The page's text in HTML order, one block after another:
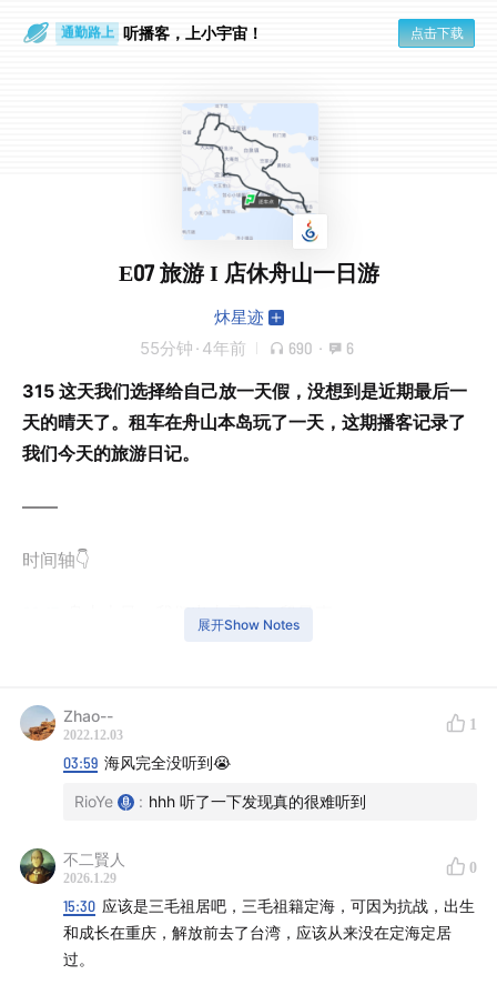
通勤路上
眼睛好累
听播客，上小宇宙！ 点击下载
E07 旅游 I 店休舟山一日游
炑星迹
55分钟 · 4年前 690 · 6
315 这天我们选择给自己放一天假，没想到是近期最后一
天的晴天了。租车在舟山本岛玩了一天，这期播客记录了
我们今天的旅游日记。
——
时间轴👇
舟山大风，我们出去录了一段风声
02:28 我们缜密的旅行计划
晚上租了车到海边录了海声（声音比较小）
06:33 【第2站：定海古城】
【第3站：三毛故居】
展开Show Notes
Zhao--
2022.12.03
1
03:59 海风完全没听到😭
RioYe : hhh 听了一下发现真的很难听到
不二賢人
2026.1.29
0
15:30 应该是三毛祖居吧，三毛祖籍定海，可因为抗战，出生
和成长在重庆，解放前去了台湾，应该从来没在定海定居
过。